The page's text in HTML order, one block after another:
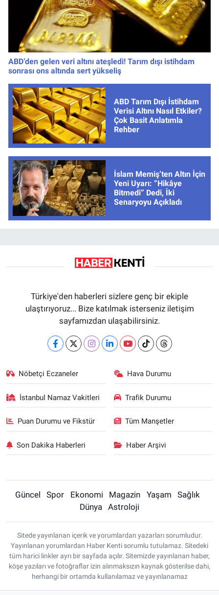
ABD’den gelen veri altını ateşledi! Tarım dışı istihdam
sonrası ons altında sert yükseliş
ABD Tarım Dışı İstihdam
Verisi Altını Nasıl Etkiler?
Çok Basit Anlatımla
Rehber
İslam Memiş’ten Altın İçin
Yeni Uyarı: “Hikâye
Bitmedi” Dedi, İki
Senaryoyu Açıkladı
Türkiye'den haberleri sizlere genç bir ekiple
ulaştırıyoruz... Bize katılmak isterseniz iletişim
sayfamızdan ulaşabilirsiniz.
Nöbetçi Eczaneler Hava Durumu
İstanbul Namaz Vakitleri Trafik Durumu
Puan Durumu ve Fikstür Tüm Manşetler
Son Dakika Haberleri Haber Arşivi
Güncel Spor Ekonomi Magazin Yaşam
Sağlık
Dünya
Astroloji
Sitede yayınlanan içerik ve yorumlardan yazarları sorumludur.
Yayınlanan yorumlardan Haber Kenti sorumlu tutulamaz. Sitedeki
tüm harici linkler ayrı bir sayfada açılır. Sitemizde yayınlanan haber,
köşe yazıları ve fotoğraflar izin alınmaksızın kaynak gösterilse dahi,
herhangi bir ortamda kullanılamaz ve yayınlanamaz